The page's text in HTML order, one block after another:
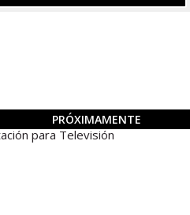
PRÓXIMAMENTE
para Televisión